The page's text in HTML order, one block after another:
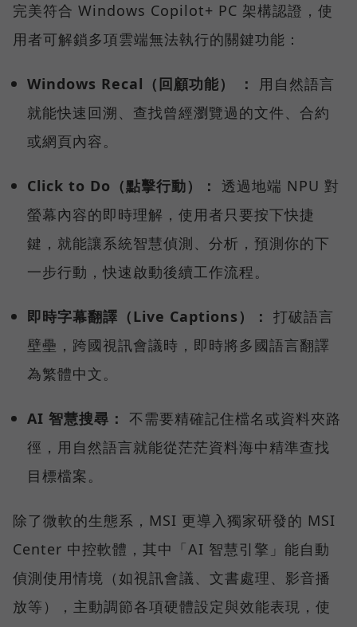
完美符合 Windows Copilot+ PC 架構認證，使
用者可解鎖多項雲端無法執行的關鍵功能：
Windows Recal（回顧功能） ：
用自然語言
就能快速回溯、查找曾經瀏覽過的文件、合約
或網頁內容。
Click to Do（點擊行動）： 透過地端 NPU 對
螢幕內容的即時理解，使用者只要按下快捷
鍵，就能讓系統智慧偵測、分析，預測你的下
一步行動，快速啟動後續工作流程。
即時字幕翻譯（Live Captions）： 打破語言
壁壘，跨國視訊會議時，即時將多國語言翻譯
為繁體中文。
AI 智慧搜尋： 不需要精確記住檔名或資料夾路
徑，用自然語言就能從茫茫資料海中精準查找
目標檔案。
除了微軟的生態系，MSI 更導入獨家研發的 MSI
Center 中控軟體，其中「AI 智慧引擎」能自動
偵測使用情境（如視訊會議、文書處理、影音播
放等），主動調節各項硬體設定與效能表現，使